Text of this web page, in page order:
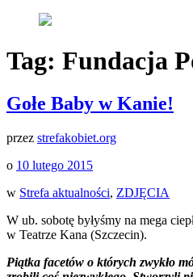
Tag: Fundacja
Gołe Baby w Kanie!
przez strefakobiet.org
o 10 lutego 2015
w Strefa aktualności, ZDJĘCIA
W ub. sobotę byłyśmy na mega
w Teatrze Kana (Szczecin).
Piątka facetów o których zwykło